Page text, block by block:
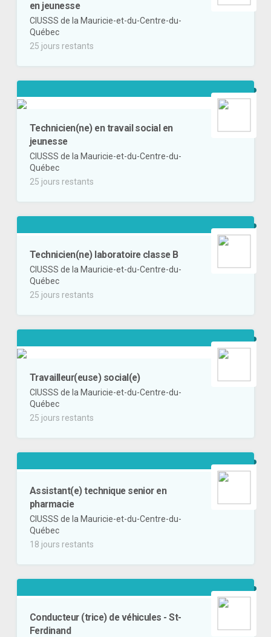
en jeunesse
CIUSSS de la Mauricie-et-du-Centre-du-
Québec
25 jours restants
Technicien(ne) en travail social en
jeunesse
CIUSSS de la Mauricie-et-du-Centre-du-
Québec
25 jours restants
Technicien(ne) laboratoire classe B
CIUSSS de la Mauricie-et-du-Centre-du-
Québec
25 jours restants
Travailleur(euse) social(e)
CIUSSS de la Mauricie-et-du-Centre-du-
Québec
25 jours restants
Assistant(e) technique senior en
pharmacie
CIUSSS de la Mauricie-et-du-Centre-du-
Québec
18 jours restants
Conducteur (trice) de véhicules - St-
Ferdinand